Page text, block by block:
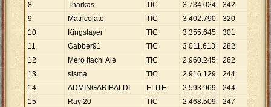
8
Tharkas TIC 3.734.024 342
9
Matricolato TIC 3.402.790 320 10
10
Kingslayer TIC 3.355.645 301 11
11
Gabber91 TIC 3.011.613 282
12
Mero Itachi Ale TIC 2.960.245 262 11
13
sisma TIC 2.916.129 244
14
ADMINGARIBALDI ELITE 2.593.969 244
15
Ray 20 TIC 2.468.509 247